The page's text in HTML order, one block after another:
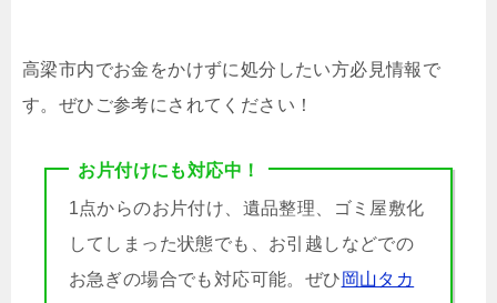
高梁市内でお金をかけずに処分したい方必見情報で
す。ぜひご参考にされてください！
お片付けにも対応中！
1点からのお片付け、遺品整理、ゴミ屋敷化
してしまった状態でも、お引越しなどでの
お急ぎの場合でも対応可能。ぜひ 岡山タカ